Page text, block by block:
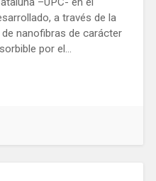
a través de la
nanofibras de carácter
por el…